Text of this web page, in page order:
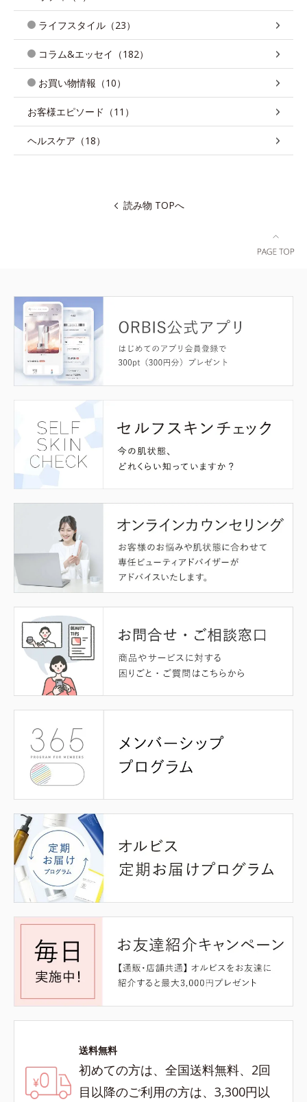
ライフスタイル（23）
コラム&エッセイ（182）
お買い物情報（10）
お客様エピソード（11）
ヘルスケア（18）
読み物 TOPへ
送料無料
初めての方は、全国送料無料、2回
目以降のご利用の方は、3,300円以